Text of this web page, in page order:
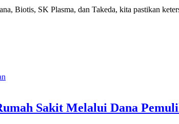
Biotis, SK Plasma, dan Takeda, kita pastikan
Sakit Melalui Dana